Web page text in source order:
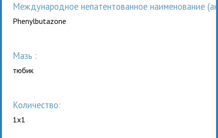
Международное непатентованное наименование
Phenylbutazone
мазь :
тюбик
Количество:
1x1